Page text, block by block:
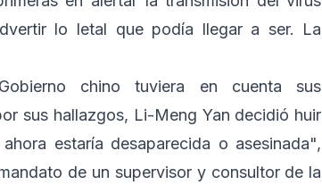
lo letal que podía llegar a ser. La
chino tuviera en cuenta sus
sus hallazgos, Li-Meng Yan decidió huir
estaría desaparecida o asesinada",
de un supervisor y consultor de la